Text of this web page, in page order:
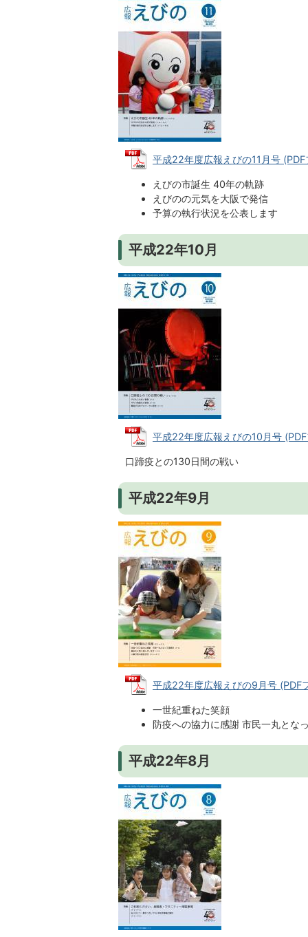
平成22年度広報えびの11月号
えびの市誕生 40年の軌跡
えびのの元気を大阪で発信
予算の執行状況を公表します
平成22年10月
平成22年度広報えびの10月号
口蹄疫との130日間の戦い
平成22年9月
平成22年度広報えびの9月号 (PDF
一世紀重ねた笑顔
防疫への協力に感謝 市民一丸とな
平成22年8月